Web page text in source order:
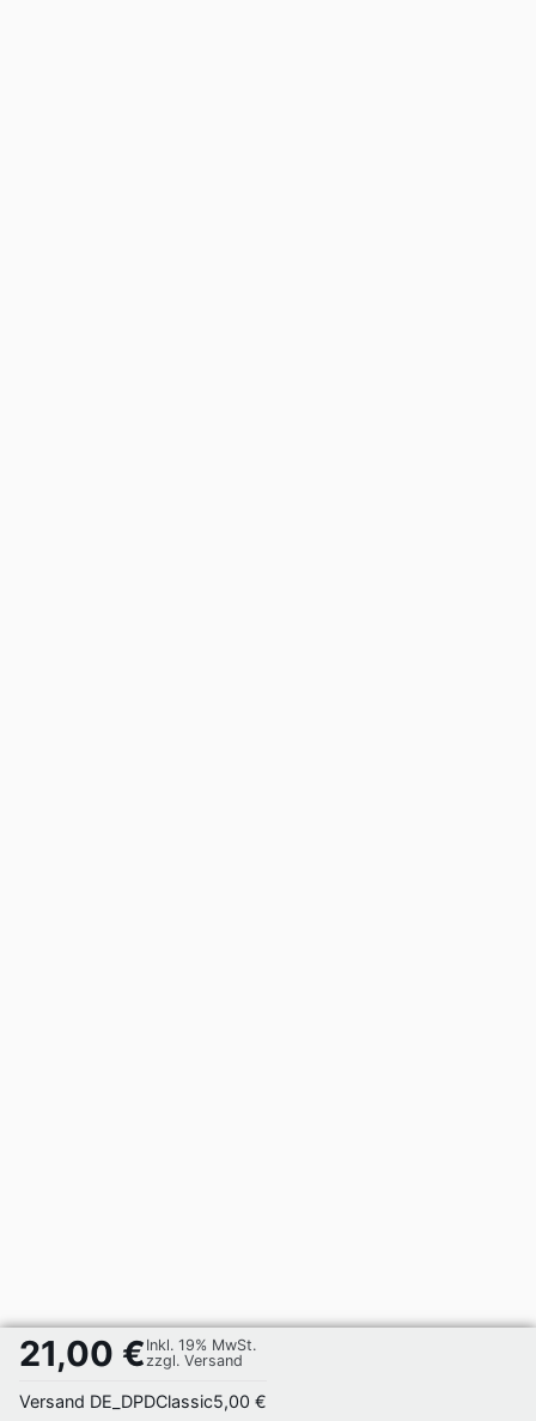
21,00 € Inkl. 19% MwSt.
zzgl. Versand
Versand DE_DPDClassic5,00 €